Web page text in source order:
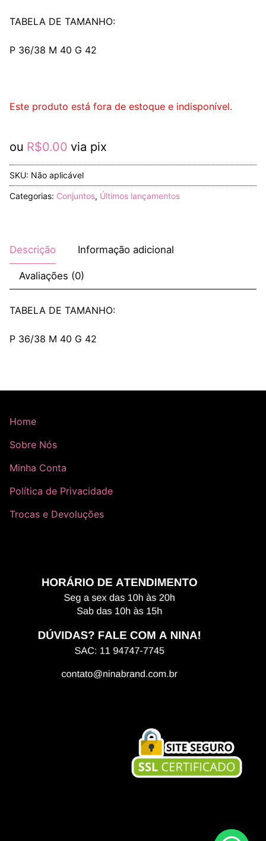
TABELA DE TAMANHO:
P 36/38 M 40 G 42
Este produto está fora de estoque e indisponível.
ou R$0.00 via pix
SKU: Não aplicável
Categorias: Conjuntos, Últimos lançamentos
Descrição Informação adicional
Avaliações (0)
TABELA DE TAMANHO:
P 36/38 M 40 G 42
Home
Sobre Nós
Minha Conta
Política de Privacidade
Trocas e Devoluções